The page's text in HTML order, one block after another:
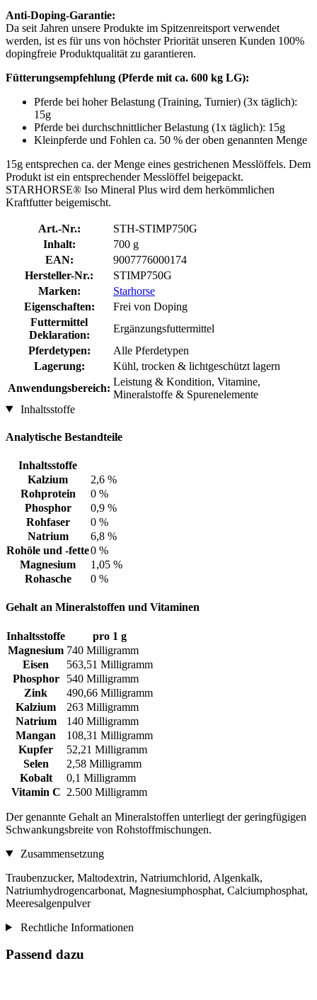
Anti-Doping-Garantie:
Da seit Jahren unsere Produkte im Spitzenreitsport verwendet
werden, ist es für uns von höchster Priorität unseren Kunden 100%
dopingfreie Produktqualität zu garantieren.
Fütterungsempfehlung (Pferde mit ca. 600 kg LG):
Pferde bei hoher Belastung (Training, Turnier) (3x täglich):
15g
Pferde bei durchschnittlicher Belastung (1x täglich): 15g
Kleinpferde und Fohlen ca. 50 % der oben genannten Menge
15g entsprechen ca. der Menge eines gestrichenen Messlöffels. Dem
Produkt ist ein entsprechender Messlöffel beigepackt.
STARHORSE® Iso Mineral Plus wird dem herkömmlichen
Kraftfutter beigemischt.
Art.-Nr.:
STH-STIMP750G
Inhalt:
700 g
EAN:
9007776000174
Hersteller-Nr.:
STIMP750G
Marken:
Starhorse
Eigenschaften:
Frei von Doping
Futtermittel
Deklaration:
Ergänzungsfuttermittel
Pferdetypen:
Alle Pferdetypen
Lagerung:
Kühl, trocken & lichtgeschützt lagern
Anwendungsbereich:
Leistung & Kondition, Vitamine,
Mineralstoffe & Spurenelemente
Inhaltsstoffe
Analytische Bestandteile
Inhaltsstoffe
Kalzium
2,6 %
Rohprotein
0 %
Phosphor
0,9 %
Rohfaser
0 %
Natrium
6,8 %
Rohöle und -fette0 %
Magnesium
1,05 %
Rohasche
0 %
Gehalt an Mineralstoffen und Vitaminen
Inhaltsstoffe
pro 1 g
Magnesium 740 Milligramm
Eisen
563,51 Milligramm
Phosphor
540 Milligramm
Zink
490,66 Milligramm
Kalzium
263 Milligramm
Natrium
140 Milligramm
Mangan
108,31 Milligramm
Kupfer
52,21 Milligramm
Selen
2,58 Milligramm
Kobalt
0,1 Milligramm
Vitamin C 2.500 Milligramm
Der genannte Gehalt an Mineralstoffen unterliegt der geringfügigen
Schwankungsbreite von Rohstoffmischungen.
Zusammensetzung
Traubenzucker, Maltodextrin, Natriumchlorid, Algenkalk,
Natriumhydrogencarbonat, Magnesiumphosphat, Calciumphosphat,
Meeresalgenpulver
Rechtliche Informationen
Passend dazu